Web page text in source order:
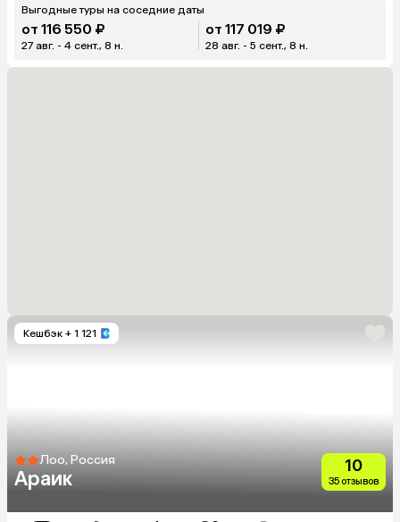
Выгодные туры на соседние даты
от 116 550 ₽
27 авг. - 4 сент., 8 н.
от 117 019 ₽
28 авг. - 5 сент., 8 н.
Кешбэк + 1 121
Лоо, Россия
Араик
10
35 отзывов